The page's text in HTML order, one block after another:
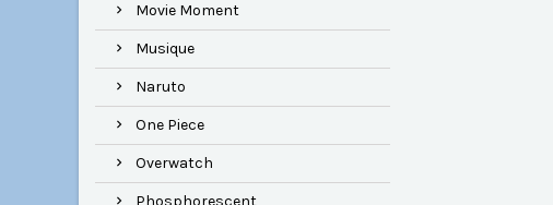
Movie Moment
Musique
Naruto
One Piece
Overwatch